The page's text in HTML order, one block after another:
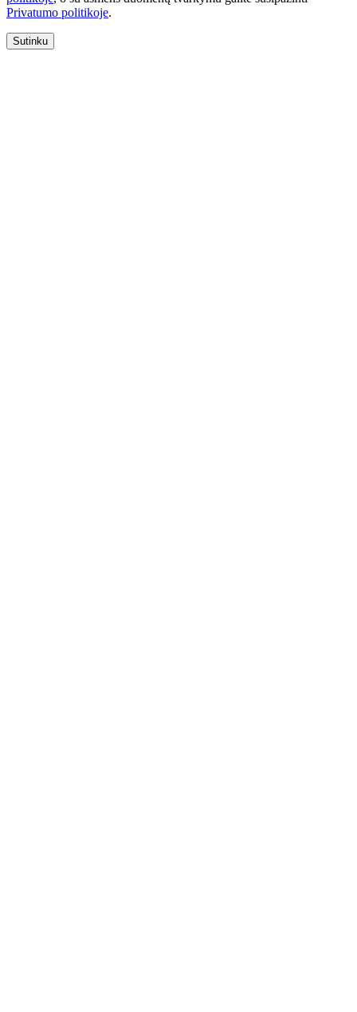
Privatumo politikoje.
Sutinku